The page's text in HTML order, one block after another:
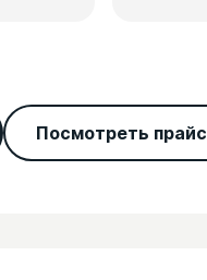
Посмотреть прайс